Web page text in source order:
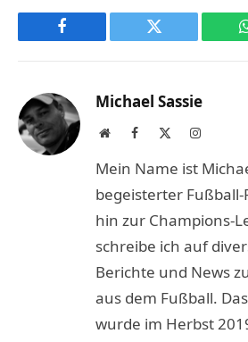
Facebook Twitter
Michael Sassie
WebsiteFacebook Instagram
Mein Name ist
begeisterter
hin zur Champions-
schreibe ich auf
Berichte und News
aus dem Fußball.
wurde im Herbst